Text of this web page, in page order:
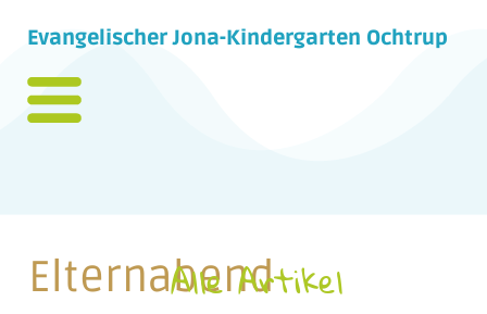
Evangelischer Jona-Kindergarten Ochtrup
Elternabend
Alle Artikel